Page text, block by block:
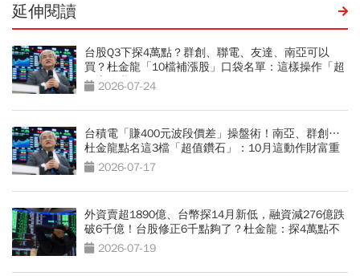
延伸閱讀
台股Q3下探4萬點？群創、聯電、友達、南亞可以
買？杜金龍「10檔補漲股」口袋名單：這樣操作「超
好賺的啦」
2026-07-24
台積電「賺400元波段價差」操盤術！南亞、群創…
杜金龍點名這3檔「超值鑽石」：10月這動作財富重
分配2026-07-17
外資賣超1890億、台幣探14月新低，融資減276億跌
破6千億！台股修正6千點夠了？杜金龍：探4萬點不
無可能
2026-07-19